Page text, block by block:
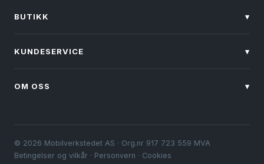
BUTIKK ▾
KUNDESERVICE ▾
OM OSS ▾
© 2026 Mobilverkstedet AS · Org.nr 917 723 559 MVA
Betingelser og vilkår · Personvern · Cookies